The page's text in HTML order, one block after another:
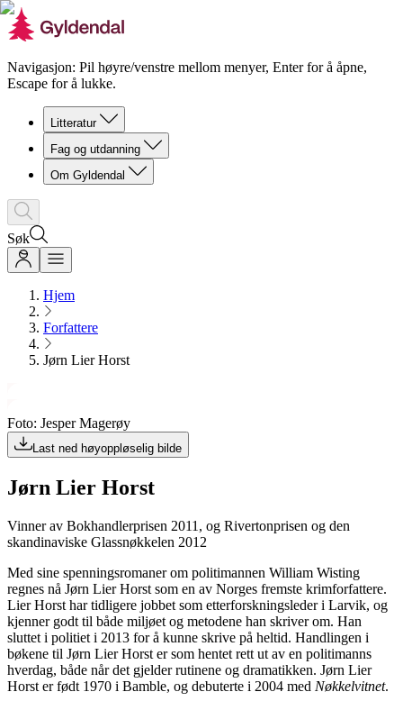
Navigasjon: Pil høyre/venstre mellom menyer, Enter for å åpne,
Escape for å lukke.
Litteratur
Fag og utdanning
Om Gyldendal
Søk
Hjem
Forfattere
Jørn Lier Horst
Foto: Jesper Magerøy
Last ned høyoppløselig bilde
Jørn Lier Horst
Vinner av Bokhandlerprisen 2011, og Rivertonprisen og den
skandinaviske Glassnøkkelen 2012
Med sine spenningsromaner om politimannen William Wisting
regnes nå Jørn Lier Horst som en av Norges fremste krimforfattere.
Lier Horst har tidligere jobbet som etterforskningsleder i Larvik, og
kjenner godt til både miljøet og metodene han skriver om. Han
sluttet i politiet i 2013 for å kunne skrive på heltid. Handlingen i
bøkene til Jørn Lier Horst er som hentet rett ut av en politimanns
hverdag, både når det gjelder rutinene og dramatikken. Jørn Lier
Horst er født 1970 i Bamble, og debuterte i 2004 med Nøkkelvitnet.